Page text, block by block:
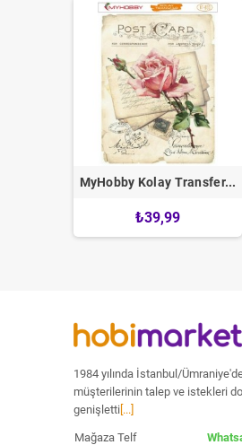
MyHobby Kolay Transfer...
₺39,99
1984 yılında İstanbul/
müşterilerinin talep ve istekleri
genişletti [...]
Mağaza Telf